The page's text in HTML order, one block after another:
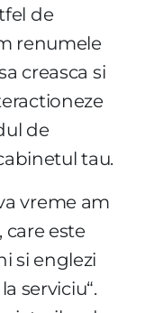
de
renumele
creasca si
de
tau.
vreme am
care este
si englezi
serviciu“.